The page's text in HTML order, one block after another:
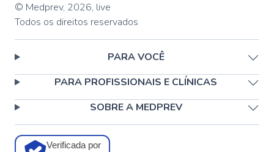
© Medprev, 2026, live
Todos os direitos reservados
PARA VOCÊ
PARA PROFISSIONAIS E CLÍNICAS
SOBRE A MEDPREV
Verificada por